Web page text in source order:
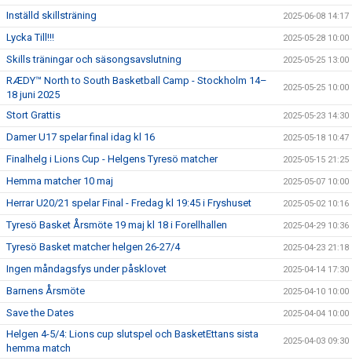
Inställd skillsträning 2025-06-08 14:17
Lycka Till!!! 2025-05-28 10:00
Skills träningar och säsongsavslutning 2025-05-25 13:00
RÆDY™ North to South Basketball Camp - Stockholm 14–
18 juni 2025
2025-05-25 10:00
Stort Grattis 2025-05-23 14:30
Damer U17 spelar final idag kl 16 2025-05-18 10:47
Finalhelg i Lions Cup - Helgens Tyresö matcher 2025-05-15 21:25
Hemma matcher 10 maj 2025-05-07 10:00
Herrar U20/21 spelar Final - Fredag kl 19:45 i Fryshuset 2025-05-02 10:16
Tyresö Basket Årsmöte 19 maj kl 18 i Forellhallen 2025-04-29 10:36
Tyresö Basket matcher helgen 26-27/4 2025-04-23 21:18
Ingen måndagsfys under påsklovet 2025-04-14 17:30
Barnens Årsmöte 2025-04-10 10:00
Save the Dates 2025-04-04 10:00
Helgen 4-5/4: Lions cup slutspel och BasketEttans sista
hemma match
2025-04-03 09:30